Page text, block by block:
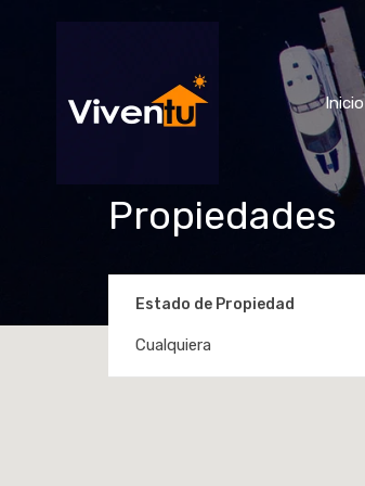
Inicio
Propiedades
Estado de Propiedad
Cualquiera